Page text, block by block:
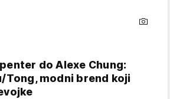
do Alexe Chung:
Tong, modni brend koji